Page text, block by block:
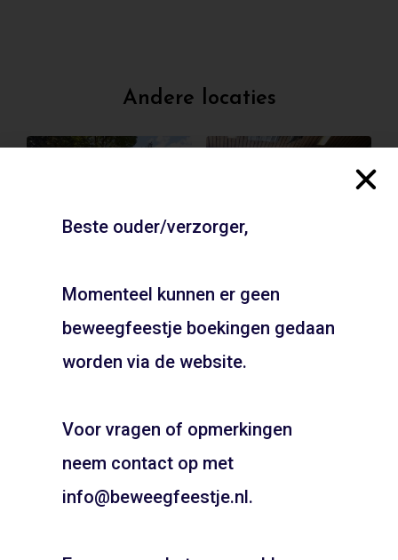
Andere locaties
Florapark – Haarlem
Gymzaal Huizerweg –
JOUW FEESTJE IN
SINTERKLAAS OF KERST
Pietentraining, Pakjes bezorgen? Het kan allemaal!
06 21 89 71 85
Beste ouder/verzorger,
Momenteel kunnen er geen
beweegfeestje boekingen gedaan
worden via de website.
Voor vragen of opmerkingen
neem contact op met
info@beweegfeestje.nl.